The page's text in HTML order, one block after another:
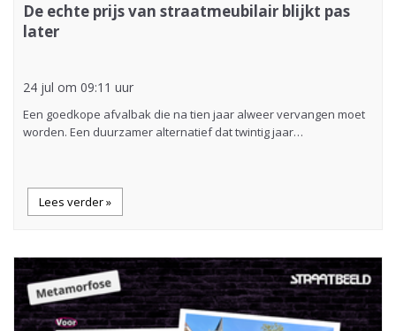
De echte prijs van straatmeubilair blijkt pas
later
24 jul om 09:11 uur
Een goedkope afvalbak die na tien jaar alweer vervangen moet
worden. Een duurzamer alternatief dat twintig jaar…
Lees verder »